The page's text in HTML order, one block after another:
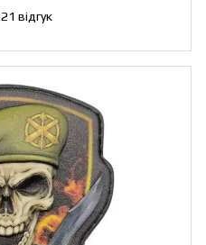
21 відгук